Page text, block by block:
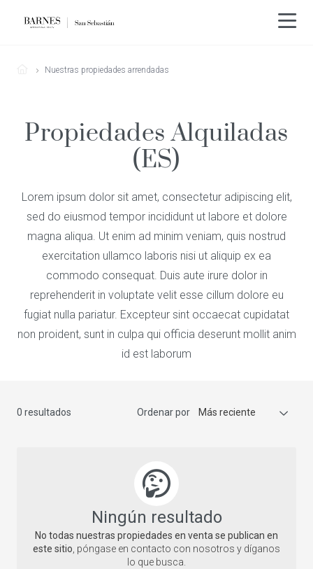
Nuestras propiedades arrendadas
Propiedades Alquiladas
(ES)
Lorem ipsum dolor sit amet, consectetur adipiscing elit,
sed do eiusmod tempor incididunt ut labore et dolore
magna aliqua. Ut enim ad minim veniam, quis nostrud
exercitation ullamco laboris nisi ut aliquip ex ea
commodo consequat. Duis aute irure dolor in
reprehenderit in voluptate velit esse cillum dolore eu
fugiat nulla pariatur. Excepteur sint occaecat cupidatat
non proident, sunt in culpa qui officia deserunt mollit anim
id est laborum
0 resultados Ordenar por Más reciente
Ningún resultado
No todas nuestras propiedades en venta se publican en
este sitio , póngase en contacto con nosotros y díganos
lo que busca.